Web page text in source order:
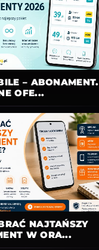
– ABONAMENT.
OFE...
NAJTAŃSZY
W ORA...